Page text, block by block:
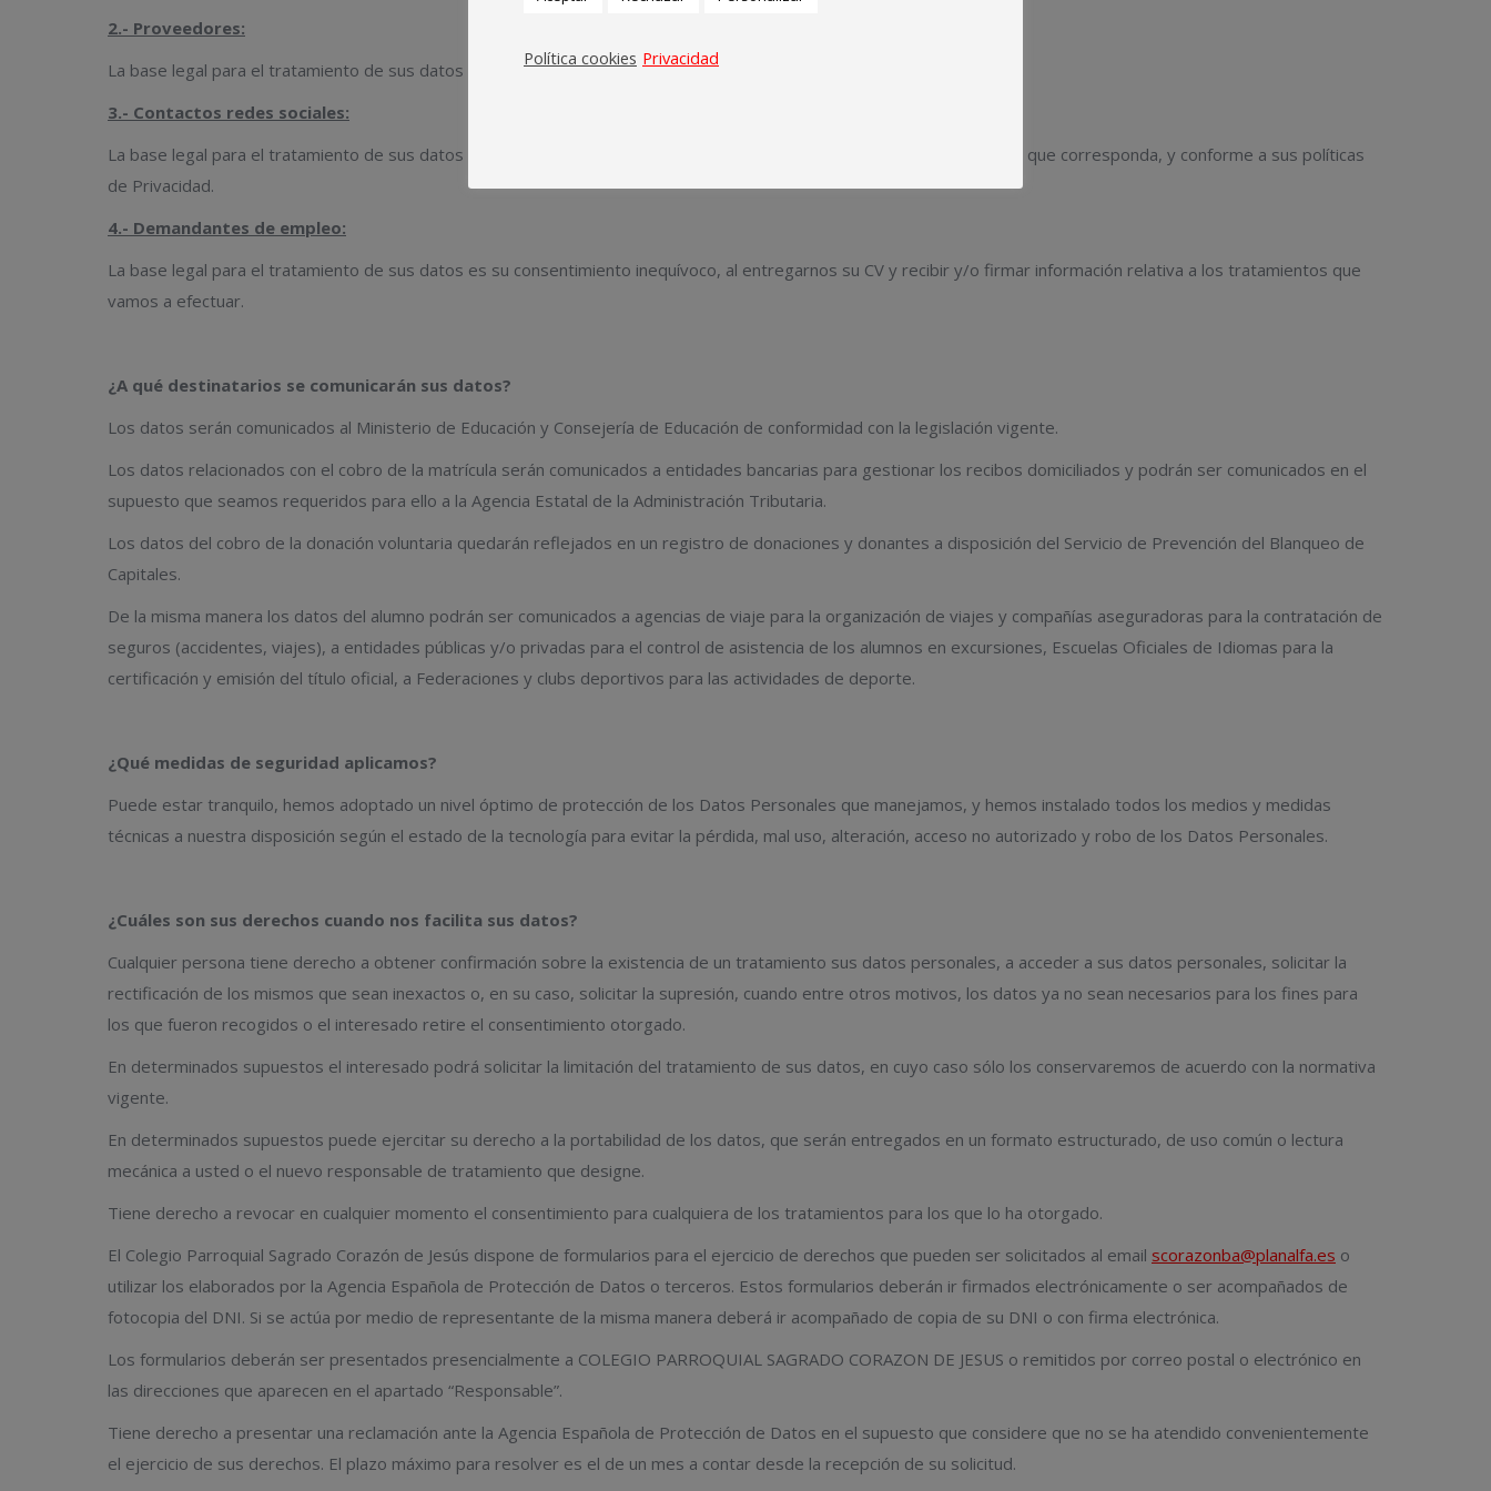
2.- Proveedores:
La base legal para el tratamiento de sus datos es la ejecución de un contrato y mantenimiento de la relación contractual.
3.- Contactos redes sociales:
La base legal para el tratamiento de sus datos es la aceptación de una relación contractual en el entorno de la red social que corresponda, y conforme a sus políticas
de Privacidad.
4.- Demandantes de empleo:
La base legal para el tratamiento de sus datos es su consentimiento inequívoco, al entregarnos su CV y recibir y/o firmar información relativa a los tratamientos que
vamos a efectuar.
¿A qué destinatarios se comunicarán sus datos?
Los datos serán comunicados al Ministerio de Educación y Consejería de Educación de conformidad con la legislación vigente.
Los datos relacionados con el cobro de la matrícula serán comunicados a entidades bancarias para gestionar los recibos domiciliados y podrán ser comunicados en el
supuesto que seamos requeridos para ello a la Agencia Estatal de la Administración Tributaria.
Los datos del cobro de la donación voluntaria quedarán reflejados en un registro de donaciones y donantes a disposición del Servicio de Prevención del Blanqueo de
Capitales.
De la misma manera los datos del alumno podrán ser comunicados a agencias de viaje para la organización de viajes y compañías aseguradoras para la contratación de
seguros (accidentes, viajes), a entidades públicas y/o privadas para el control de asistencia de los alumnos en excursiones, Escuelas Oficiales de Idiomas para la
certificación y emisión del título oficial, a Federaciones y clubs deportivos para las actividades de deporte.
¿Qué medidas de seguridad aplicamos?
Puede estar tranquilo, hemos adoptado un nivel óptimo de protección de los Datos Personales que manejamos, y hemos instalado todos los medios y medidas
técnicas a nuestra disposición según el estado de la tecnología para evitar la pérdida, mal uso, alteración, acceso no autorizado y robo de los Datos Personales.
¿Cuáles son sus derechos cuando nos facilita sus datos?
Cualquier persona tiene derecho a obtener confirmación sobre la existencia de un tratamiento sus datos personales, a acceder a sus datos personales, solicitar la
rectificación de los mismos que sean inexactos o, en su caso, solicitar la supresión, cuando entre otros motivos, los datos ya no sean necesarios para los fines para
los que fueron recogidos o el interesado retire el consentimiento otorgado.
En determinados supuestos el interesado podrá solicitar la limitación del tratamiento de sus datos, en cuyo caso sólo los conservaremos de acuerdo con la normativa
vigente.
En determinados supuestos puede ejercitar su derecho a la portabilidad de los datos, que serán entregados en un formato estructurado, de uso común o lectura
mecánica a usted o el nuevo responsable de tratamiento que designe.
Tiene derecho a revocar en cualquier momento el consentimiento para cualquiera de los tratamientos para los que lo ha otorgado.
El Colegio Parroquial Sagrado Corazón de Jesús dispone de formularios para el ejercicio de derechos que pueden ser solicitados al email scorazonba@planalfa.es o
utilizar los elaborados por la Agencia Española de Protección de Datos o terceros. Estos formularios deberán ir firmados electrónicamente o ser acompañados de
fotocopia del DNI. Si se actúa por medio de representante de la misma manera deberá ir acompañado de copia de su DNI o con firma electrónica.
Los formularios deberán ser presentados presencialmente a COLEGIO PARROQUIAL SAGRADO CORAZON DE JESUS o remitidos por correo postal o electrónico en
las direcciones que aparecen en el apartado “Responsable”.
Tiene derecho a presentar una reclamación ante la Agencia Española de Protección de Datos en el supuesto que considere que no se ha atendido convenientemente
el ejercicio de sus derechos. El plazo máximo para resolver es el de un mes a contar desde la recepción de su solicitud.
Política cookies Privacidad